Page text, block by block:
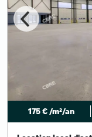
175 € /m²/an